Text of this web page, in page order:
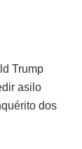
Trump
asilo
dos